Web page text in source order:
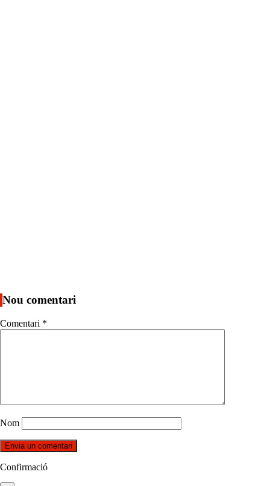
Nou comentari
Comentari *
Nom
Confirmació